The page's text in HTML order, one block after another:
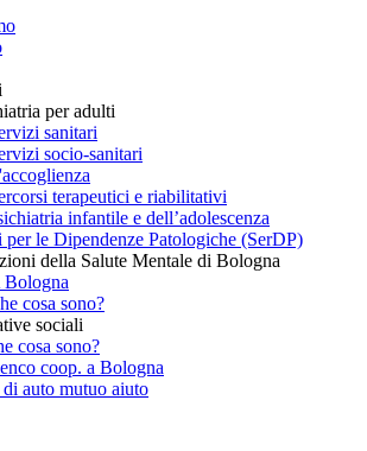
per adulti
sanitari
socio-sanitari
terapeutici e riabilitativi
infantile e dell’adolescenza
per le Dipendenze Patologiche (SerDP)
della Salute Mentale di Bologna
Bologna
cosa sono?
sociali
cosa sono?
coop. a Bologna
auto mutuo aiuto